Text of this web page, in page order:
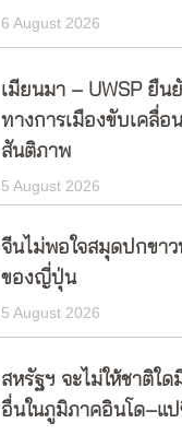
6 August 2026
เมียนมา – UWSP ยืน
ทางการเมืองขับเคลื่อ
สันติภาพ
5 August 2026
จีนไม่พอใจสมุดปกขา
ของญี่ปุ่น
5 August 2026
สหรัฐฯ จะไม่ให้ชาติใ
อื่นในภูมิภาคอินโด–แ